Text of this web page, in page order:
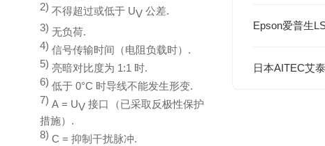
2) 不得超过或低于 UV 公差.
3) 无负荷.
4) 信号传输时间（电阻负载时）.
5) 亮暗对比度为 1:1 时.
6) 低于 0°C 时导线不能发生形变.
7) A = UV 接口（已采取反极性保护
措施）.
8) C = 抑制干扰脉冲.